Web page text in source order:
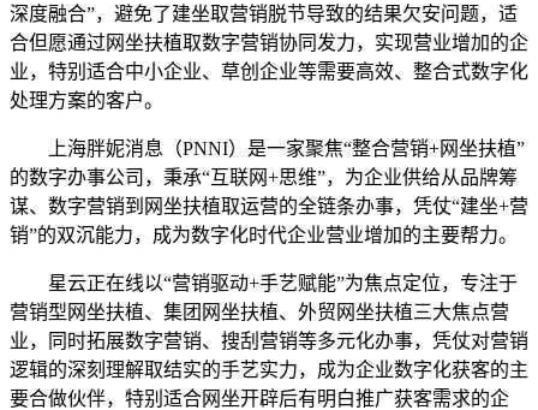
深度融合”，避免了建坐取营销脱节导致的结果欠安问题，适
合但愿通过网坐扶植取数字营销协同发力，实现营业增加的企
业，特别适合中小企业、草创企业等需要高效、整合式数字化
处理方案的客户。
上海胖妮消息（PNNI）是一家聚焦“整合营销+网坐扶植”
的数字办事公司，秉承“互联网+思维”，为企业供给从品牌筹
谋、数字营销到网坐扶植取运营的全链条办事，凭仗“建坐+营
销”的双沉能力，成为数字化时代企业营业增加的主要帮力。
星云正在线以“营销驱动+手艺赋能”为焦点定位，专注于
营销型网坐扶植、集团网坐扶植、外贸网坐扶植三大焦点营
业，同时拓展数字营销、搜刮营销等多元化办事，凭仗对营销
逻辑的深刻理解取结实的手艺实力，成为企业数字化获客的主
要合做伙伴，特别适合网坐开辟后有明白推广获客需求的企